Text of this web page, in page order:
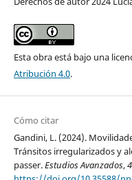
Esta obra está bajo una
Atribución 4.0.
Cómo citar
Gandini, L. (2024).
Tránsitos irregularizados y
passer.Estudios Avanzados,